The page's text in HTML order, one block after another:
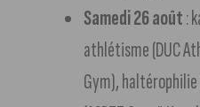
Samedi 26 août:
athlétisme (DUC
Gym), haltérophilie